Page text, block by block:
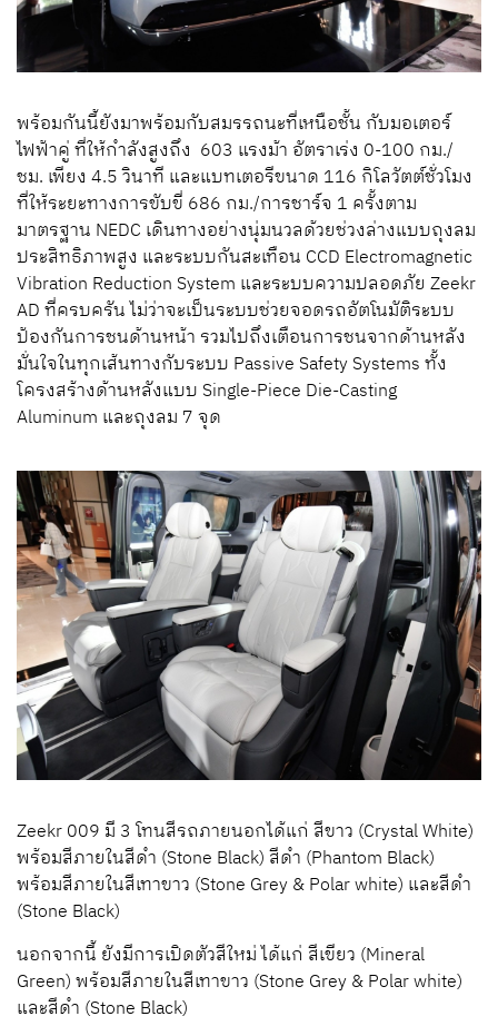
พร้อมกันนี้ยังมาพร้อมกับสมรรถนะที่เหนือชั้น กับมอเตอร์
ไฟฟ้าคู่ ที่ให้กำลังสูงถึง 603 แรงม้า อัตราเร่ง 0-100 กม./
ชม. เพียง 4.5 วินาที และแบทเตอรีขนาด 116 กิโลวัตต์ชั่วโมง
ที่ให้ระยะทางการขับขี่ 686 กม./การชาร์จ 1 ครั้งตาม
มาตรฐาน NEDC เดินทางอย่างนุ่มนวลด้วยช่วงล่างแบบถุงลม
ประสิทธิภาพสูง และระบบกันสะเทือน CCD Electromagnetic
Vibration Reduction System และระบบความปลอดภัย Zeekr
AD ที่ครบครัน ไม่ว่าจะเป็นระบบช่วยจอดรถอัตโนมัติระบบ
ป้องกันการชนด้านหน้า รวมไปถึงเตือนการชนจากด้านหลัง
มั่นใจในทุกเส้นทางกับระบบ Passive Safety Systems ทั้ง
โครงสร้างด้านหลังแบบ Single-Piece Die-Casting
Aluminum และถุงลม 7 จุด
Zeekr 009 มี 3 โทนสีรถภายนอกได้แก่ สีขาว (Crystal White)
พร้อมสีภายในสีดำ (Stone Black) สีดำ (Phantom Black)
พร้อมสีภายในสีเทาขาว (Stone Grey & Polar white) และสีดำ
(Stone Black)
นอกจากนี้ ยังมีการเปิดตัวสีใหม่ ได้แก่ สีเขียว (Mineral
Green) พร้อมสีภายในสีเทาขาว (Stone Grey & Polar white)
และสีดำ (Stone Black)